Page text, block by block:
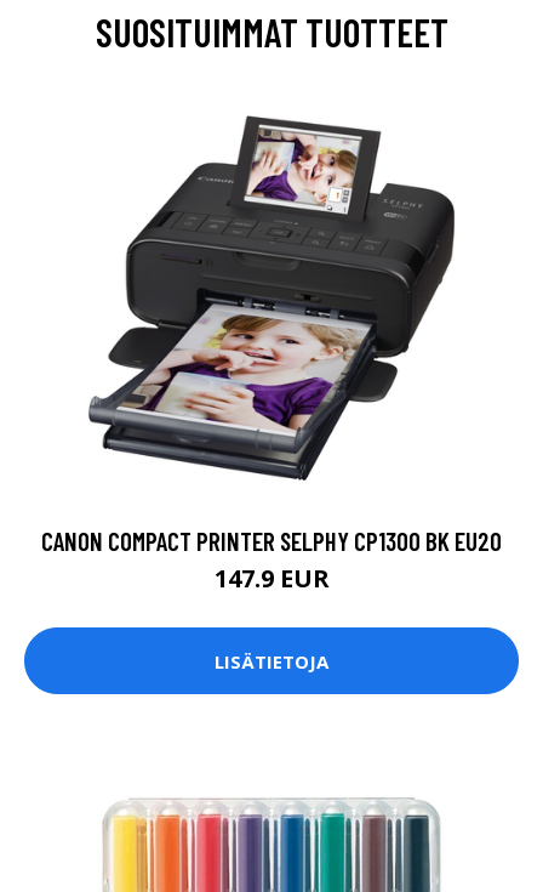
SUOSITUIMMAT TUOTTEET
CANON COMPACT PRINTER SELPHY CP1300 BK EU20
147.9 EUR
LISÄTIETOJA